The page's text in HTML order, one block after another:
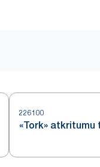
226100
«Tork» atkritumu